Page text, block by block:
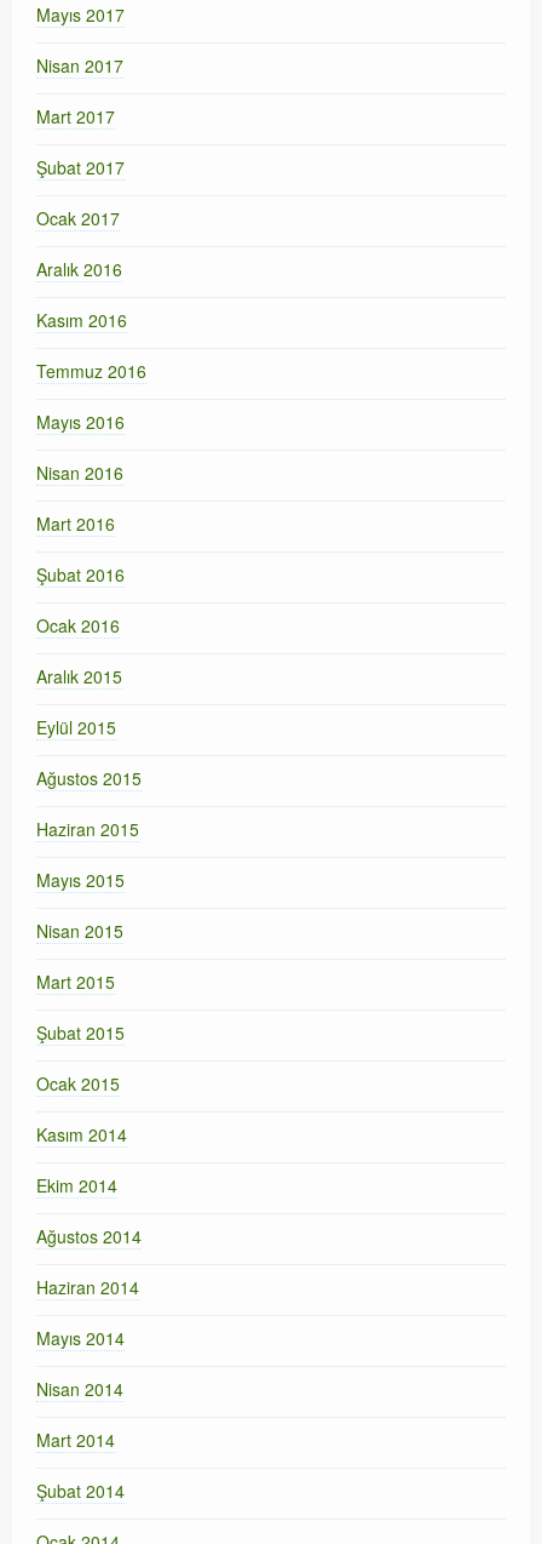
Mayıs 2017
Nisan 2017
Mart 2017
Şubat 2017
Ocak 2017
Aralık 2016
Kasım 2016
Temmuz 2016
Mayıs 2016
Nisan 2016
Mart 2016
Şubat 2016
Ocak 2016
Aralık 2015
Eylül 2015
Ağustos 2015
Haziran 2015
Mayıs 2015
Nisan 2015
Mart 2015
Şubat 2015
Ocak 2015
Kasım 2014
Ekim 2014
Ağustos 2014
Haziran 2014
Mayıs 2014
Nisan 2014
Mart 2014
Şubat 2014